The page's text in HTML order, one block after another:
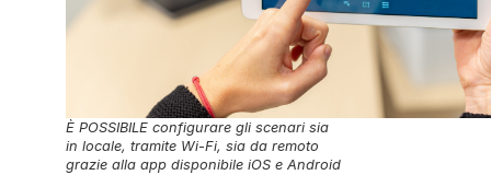
È POSSIBILE configurare gli scenari sia
in locale, tramite Wi-Fi, sia da remoto
grazie alla app disponibile iOS e Android